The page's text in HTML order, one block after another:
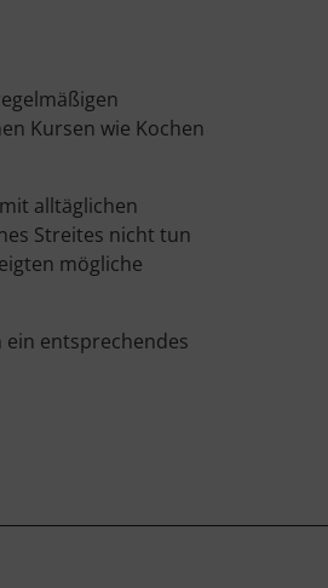
Kursen wie Kochen
alltäglichen
Streites nicht tun
mögliche
entsprechendes